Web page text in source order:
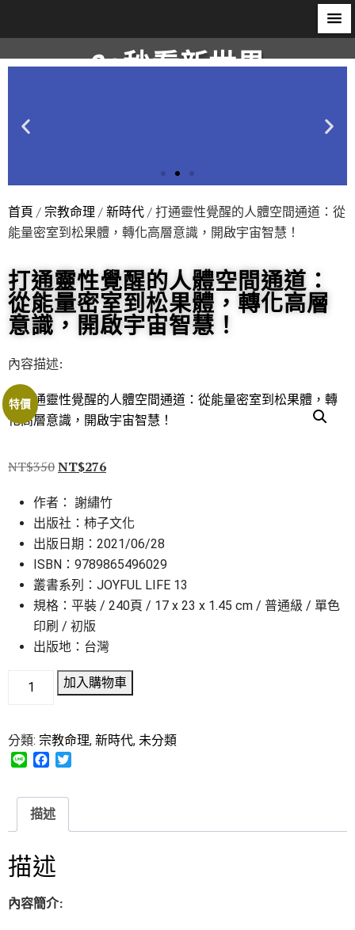
60秒看新世界
首頁 / 宗教命理 /新時代/ 打通靈性覺醒的人體空間通道：從
能量密室到松果體，轉化高層意識，開啟宇宙智慧！
打通靈性覺醒的人體空間通道：
從能量密室到松果體，轉化高層
意識，開啟宇宙智慧！
內容描述:
特價
NT$350NT$276
作者： 謝繡竹
出版社：柿子文化
出版日期：2021/06/28
ISBN：9789865496029
叢書系列：JOYFUL LIFE 13
規格：平裝 / 240頁 / 17 x 23 x 1.45 cm / 普通級 / 單色
印刷 / 初版
出版地：台灣
加入購物車
分類: 宗教命理, 新時代, 未分類
e
e
b
o
k
描述
描述
內容簡介: